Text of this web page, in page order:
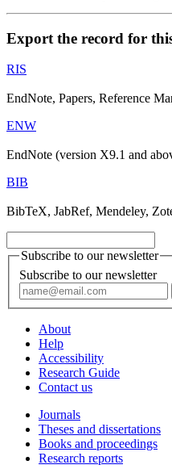
Export the record for
RIS
EndNote, Papers, Reference
ENW
EndNote (version X9.1 and
BIB
BibTeX, JabRef, Mendeley,
Subscribe to our newsletter
Subscribe to our newsletter
About
Help
Accessibility
Research Guide
Contact us
Journals
Theses and dissertations
Books and proceedings
Research reports